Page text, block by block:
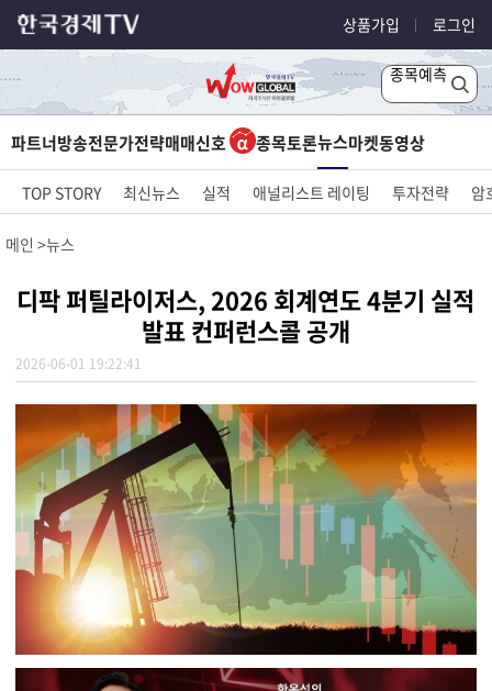
상품가입 로그인
종목예측
파트너방송전문가전략매매신호 종목토론뉴스마켓동영상
TOP STORY 최신뉴스 실적 애널리스트 레이팅 투자전략 암
메인 뉴스
디팍 퍼틸라이저스, 2026 회계연도 4분기 실적
발표 컨퍼런스콜 공개
2026-06-01 19:22:41